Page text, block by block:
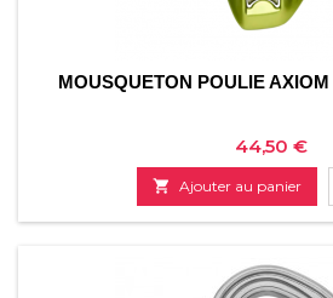
MOUSQUETON POULIE
Prix
44,50 €
 Ajouter au panier